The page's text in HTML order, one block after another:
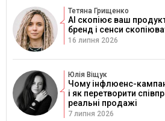
Тетяна Грищенко
AI скопіює ваш
бренд і сенси
16 липня 2026
Юлія Віщук
Чому інфлюенс-
і як перетворити
реальні продажі
7 липня 2026